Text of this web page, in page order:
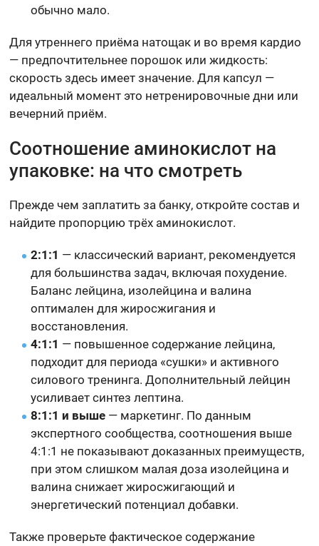
обычно мало.
Для утреннего приёма натощак и во время кардио
— предпочтительнее порошок или жидкость:
скорость здесь имеет значение. Для капсул —
идеальный момент это нетренировочные дни или
вечерний приём.
Соотношение аминокислот на
упаковке: на что смотреть
Прежде чем заплатить за банку, откройте состав и
найдите пропорцию трёх аминокислот.
2:1:1 — классический вариант, рекомендуется
для большинства задач, включая похудение.
Баланс лейцина, изолейцина и валина
оптимален для жиросжигания и
восстановления.
4:1:1 — повышенное содержание лейцина,
подходит для периода «сушки» и активного
силового тренинга. Дополнительный лейцин
усиливает синтез лептина.
8:1:1 и выше — маркетинг. По данным
экспертного сообщества, соотношения выше
4:1:1 не показывают доказанных преимуществ,
при этом слишком малая доза изолейцина и
валина снижает жиросжигающий и
энергетический потенциал добавки.
Также проверьте фактическое содержание